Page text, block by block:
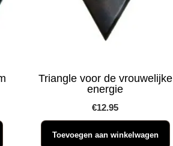
Triangle voor de vrouwelijke
energie
€12.95
Toevoegen aan winkelwagen